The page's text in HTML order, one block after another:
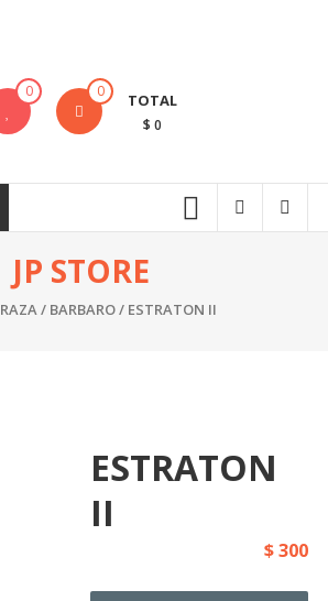
STORE
Venta
detalle
Mitos
Leyendas
0 0 TOTAL
$ 0
JP STORE
RAZA/ BARBARO/ ESTRATON II
ESTRATON
II
$300